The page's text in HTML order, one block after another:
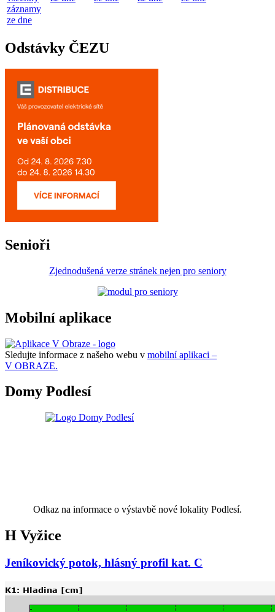
záznamy
ze dne
Odstávky ČEZU
Senioři
Zjednodušená verze stránek nejen pro seniory
Mobilní aplikace
Sledujte informace z našeho webu v mobilní aplikaci –
V OBRAZE.
Domy Podlesí
Odkaz na informace o výstavbě nové lokality Podlesí.
H Vyžice
Jeníkovický potok, hlásný profil kat. C